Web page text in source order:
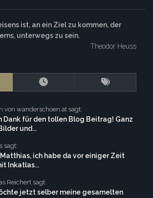
ist, an ein Ziel zu kommen, der
unterwegs zu sein.
Theodor Heuss
von wanderschoen.at sagt:
Dank für den tollen Blog Beitrag! Ganz
und...
sagt:
ich habe da vor einiger Zeit
Inkatlas...
Reichert sagt:
jetzt selber meine gesamelten